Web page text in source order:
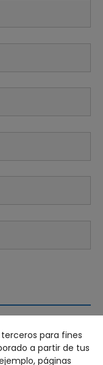
versiónpara fines
a partir de tus
páginas